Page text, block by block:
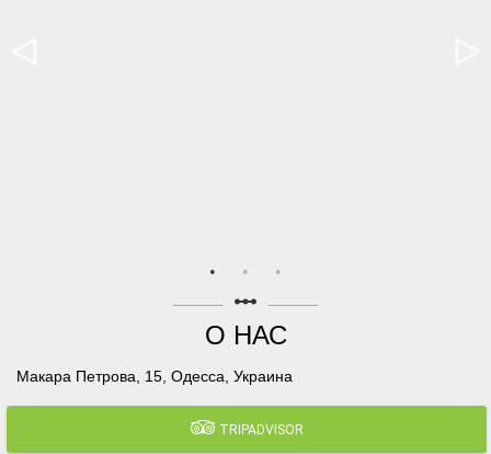
linear_scale
О НАС
Макара Петрова, 15, Одесса, Украина
TRIPADVISOR